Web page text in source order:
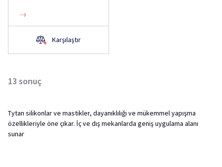
Karşılaştır
13 sonuç
Tytan silikonlar ve mastikler, dayanıklılığı ve mükemmel yapışma
özellikleriyle öne çıkar. İç ve dış mekanlarda geniş uygulama alanı
sunar